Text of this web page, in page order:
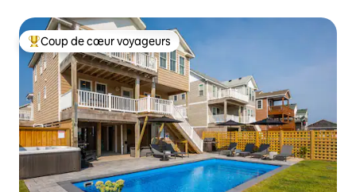
Coups de cœur voyageurs les plus appréciés
Coup de cœur voyageurs